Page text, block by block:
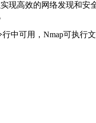
现高效的网络发现和安
中可用，Nmap可执行